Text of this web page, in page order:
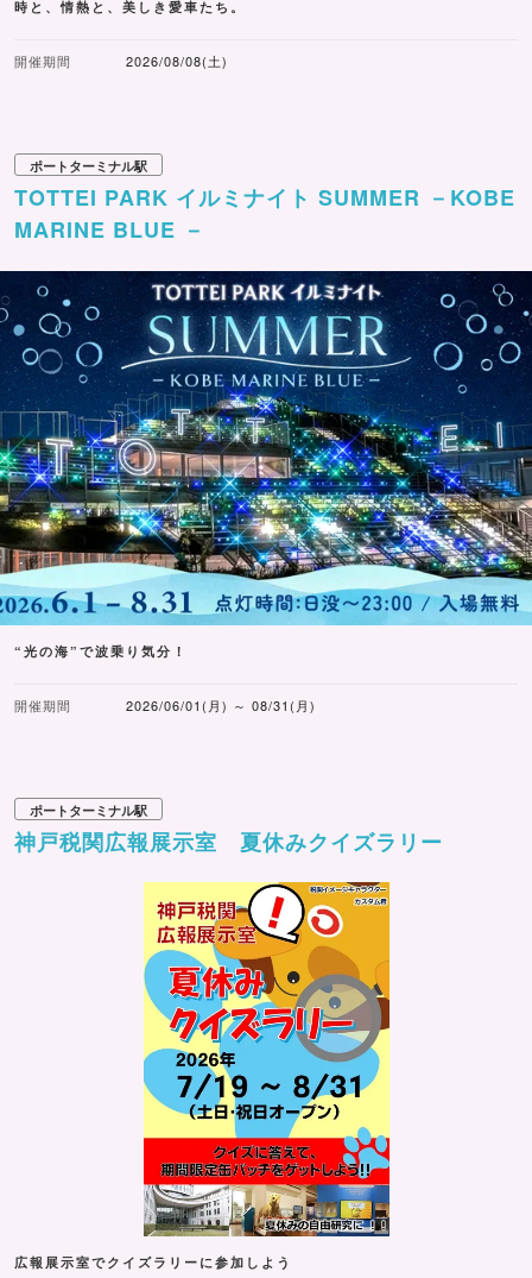
時と、情熱と、美しき愛車たち。
開催期間 2026/08/08(土)
ポートターミナル駅
TOTTEI PARK イルミナイト SUMMER －KOBE
MARINE BLUE －
“光の海”で波乗り気分！
開催期間 2026/06/01(月) ～ 08/31(月)
ポートターミナル駅
神戸税関広報展示室 夏休みクイズラリー
広報展示室でクイズラリーに参加しよう